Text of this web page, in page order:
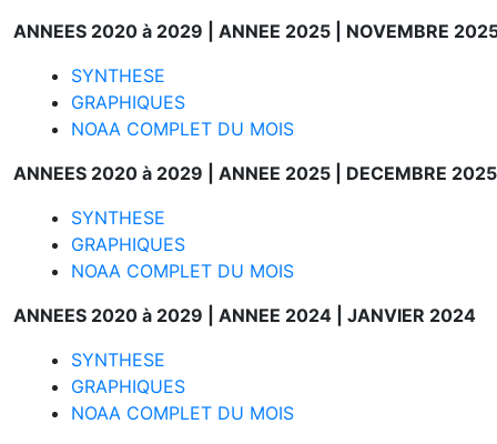
ANNEES 2020 à 2029 | ANNEE 2025 | NOVEMBRE
SYNTHESE
GRAPHIQUES
NOAA COMPLET DU MOIS
ANNEES 2020 à 2029 | ANNEE 2025 | DECEMBRE 2025
SYNTHESE
GRAPHIQUES
NOAA COMPLET DU MOIS
ANNEES 2020 à 2029 | ANNEE 2024 | JANVIER 2024
SYNTHESE
GRAPHIQUES
NOAA COMPLET DU MOIS